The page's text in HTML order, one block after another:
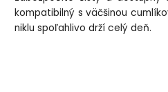
kompatibilný s väčšinou
niklu spoľahlivo drží celý deň.